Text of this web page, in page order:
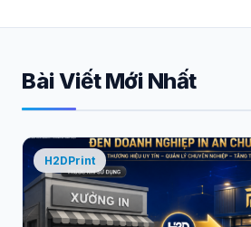
Bài Viết Mới Nhất
H2DPrint